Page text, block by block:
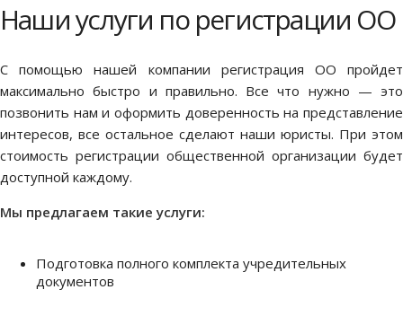
Наши услуги по регистрации ОО
С помощью нашей компании регистрация ОО пройдет
максимально быстро и правильно. Все что нужно — это
позвонить нам и оформить доверенность на представление
интересов, все остальное сделают наши юристы. При этом
стоимость регистрации общественной организации будет
доступной каждому.
Мы предлагаем такие услуги:
Подготовка полного комплекта учредительных
документов